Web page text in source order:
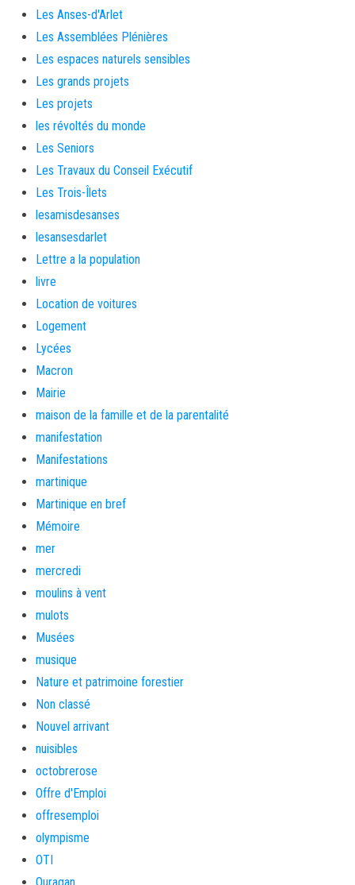
Les Anses-d'Arlet
Les Assemblées Plénières
Les espaces naturels sensibles
Les grands projets
Les projets
les révoltés du monde
Les Seniors
Les Travaux du Conseil Exécutif
Les Trois-Îlets
lesamisdesanses
lesansesdarlet
Lettre a la population
livre
Location de voitures
Logement
Lycées
Macron
Mairie
maison de la famille et de la parentalité
manifestation
Manifestations
martinique
Martinique en bref
Mémoire
mer
mercredi
moulins à vent
mulots
Musées
musique
Nature et patrimoine forestier
Non classé
Nouvel arrivant
nuisibles
octobrerose
Offre d'Emploi
offresemploi
olympisme
OTI